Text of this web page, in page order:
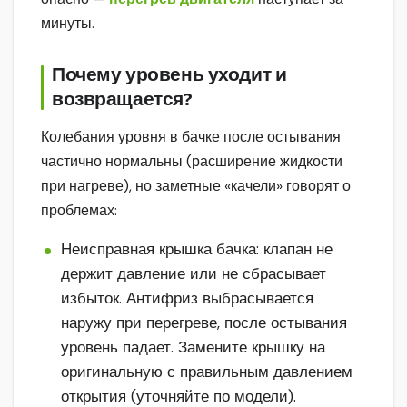
минуты.
Почему уровень уходит и
возвращается?
Колебания уровня в бачке после остывания
частично нормальны (расширение жидкости
при нагреве), но заметные «качели» говорят о
проблемах:
Неисправная крышка бачка: клапан не
держит давление или не сбрасывает
избыток. Антифриз выбрасывается
наружу при перегреве, после остывания
уровень падает. Замените крышку на
оригинальную с правильным давлением
открытия (уточняйте по модели).